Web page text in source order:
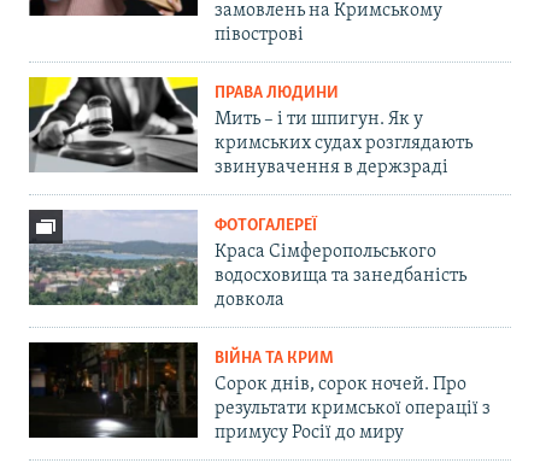
замовлень на Кримському
півострові
ПРАВА ЛЮДИНИ
Мить – і ти шпигун. Як у
кримських судах розглядають
звинувачення в держзраді
ФОТОГАЛЕРЕЇ
Краса Сімферопольського
водосховища та занедбаність
довкола
ВІЙНА ТА КРИМ
Сорок днів, сорок ночей. Про
результати кримської операції з
примусу Росії до миру